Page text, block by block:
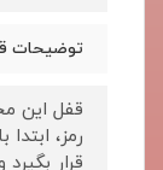
توضیحات
رمز،
قرار